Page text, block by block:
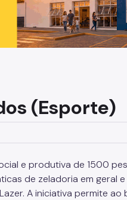
(Esporte)
e produtiva de 1500
de zeladoria em geral
A iniciativa permite